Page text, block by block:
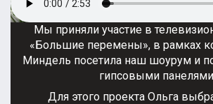
Мы приняли участие в
«Большие перемены», в рамках
Миндель посетила наш шоурум и
гипсовыми
Для этого проекта Ольга